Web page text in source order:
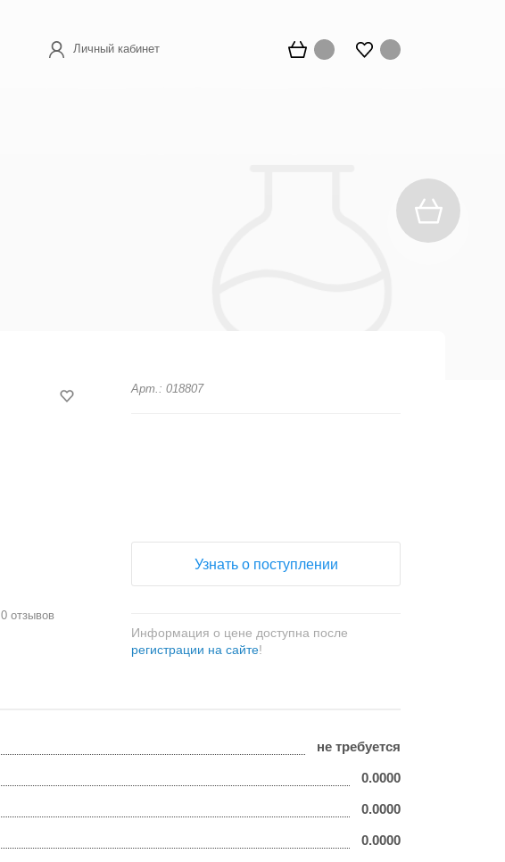
Личный кабинет
0 отзывов
Арт.: 018807
Узнать о поступлении
Информация о цене доступна после
регистрации на сайте!
не требуется
0.0000
0.0000
0.0000